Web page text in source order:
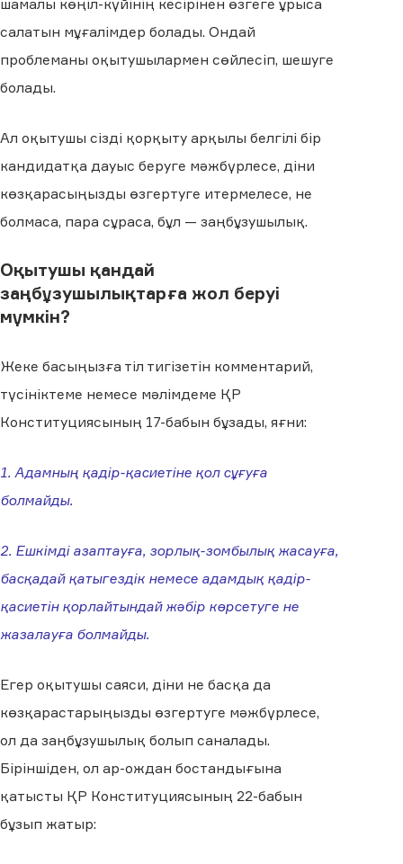
шамалы көңіл-күйінің кесірінен өзгеге ұрыса
салатын мұғалімдер болады. Ондай
проблеманы оқытушылармен сөйлесіп, шешуге
болады.
Ал оқытушы сізді қорқыту арқылы белгілі бір
кандидатқа дауыс беруге мәжбүрлесе, діни
көзқарасыңызды өзгертуге итермелесе, не
болмаса, пара сұраса, бұл — заңбұзушылық.
Оқытушы қандай
заңбұзушылықтарға жол беруі
мүмкін?
Жеке басыңызға тіл тигізетін комментарий,
түсініктеме немесе мәлімдеме ҚР
Конституциясының 17-бабын бұзады, яғни:
1. Адамның қадір-қасиетіне қол сұғуға
болмайды.
2. Ешкімді азаптауға, зорлық-зомбылық жасауға,
басқадай қатыгездік немесе адамдық қадір-
қасиетін қорлайтындай жәбір көрсетуге не
жазалауға болмайды.
Егер оқытушы саяси, діни не басқа да
көзқарастарыңызды өзгертуге мәжбүрлесе,
ол да заңбұзушылық болып саналады.
Біріншіден, ол ар-ождан бостандығына
қатысты ҚР Конституциясының 22-бабын
бұзып жатыр: